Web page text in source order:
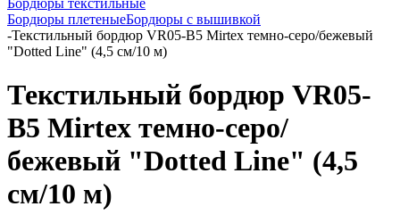
Бордюры текстильные
Бордюры плетеныеБордюры с вышивкой
-Текстильный бордюр VR05-B5 Mirtex темно-серо/бежевый
"Dotted Line" (4,5 см/10 м)
Текстильный бордюр VR05-
B5 Mirtex темно-серо/
бежевый "Dotted Line" (4,5
см/10 м)